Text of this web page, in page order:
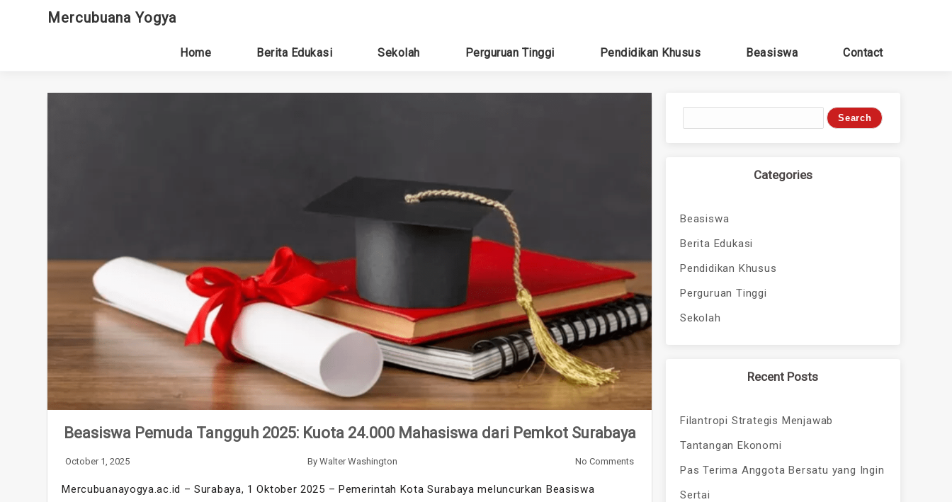
Mercubuana Yogya
Home Berita Edukasi Sekolah Perguruan Tinggi Pendidikan Khusus Beasiswa Contact
Beasiswa Pemuda Tangguh 2025: Kuota 24.000 Mahasiswa dari Pemkot Surabaya
October 1, 2025 ByWalter Washington No Comments
Mercubuanayogya.ac.id – Surabaya, 1 Oktober 2025 – Pemerintah Kota Surabaya meluncurkan Beasiswa
Categories
Beasiswa
Berita Edukasi
Pendidikan Khusus
Perguruan Tinggi
Sekolah
Recent Posts
Filantropi Strategis Menjawab
Tantangan Ekonomi
Pas Terima Anggota Bersatu yang Ingin
Sertai